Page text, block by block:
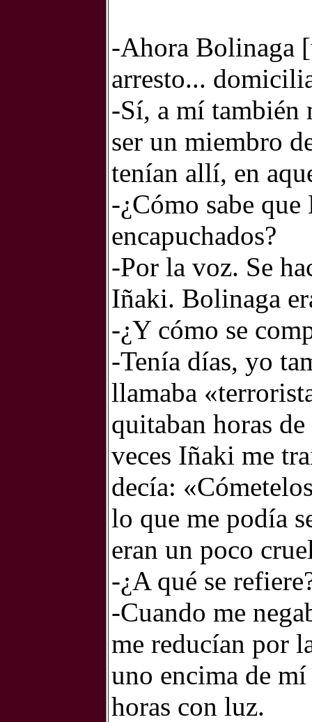
-Ahora Bolinaga
arresto...
-Sí, a mí también
ser un miembro
tenían allí, en
-¿Cómo sabe
encapuchados?
-Por la voz. Se
Iñaki. Bolinaga
-¿Y cómo se
-Tenía días, yo
llamaba
quitaban horas
veces Iñaki me
decía:
lo que me podía
eran un poco
-¿A qué se
-Cuando me
me reducían por
uno encima de
horas con luz.